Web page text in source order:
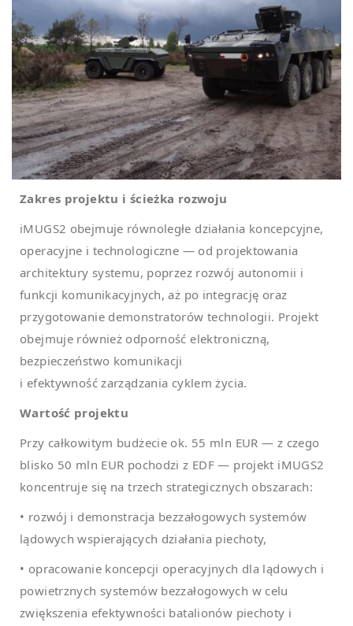
Zakres projektu i ścieżka rozwoju
iMUGS2 obejmuje równoległe działania koncepcyjne,
operacyjne i technologiczne — od projektowania
architektury systemu, poprzez rozwój autonomii i
funkcji komunikacyjnych, aż po integrację oraz
przygotowanie demonstratorów technologii. Projekt
obejmuje również odporność elektroniczną,
bezpieczeństwo komunikacji
i efektywność zarządzania cyklem życia.
Wartość projektu
Przy całkowitym budżecie ok. 55 mln EUR — z czego
blisko 50 mln EUR pochodzi z EDF — projekt iMUGS2
koncentruje się na trzech strategicznych obszarach:
• rozwój i demonstracja bezzałogowych systemów
lądowych wspierających działania piechoty,
• opracowanie koncepcji operacyjnych dla lądowych i
powietrznych systemów bezzałogowych w celu
zwiększenia efektywności batalionów piechoty i